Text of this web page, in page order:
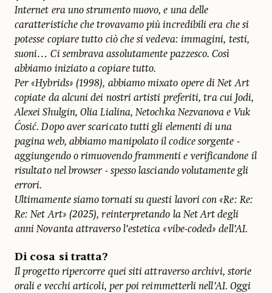
Internet era uno strumento nuovo, e una delle
caratteristiche che trovavamo più incredibili era che si
potesse copiare tutto ciò che si vedeva: immagini, testi,
suoni… Ci sembrava assolutamente pazzesco. Così
abbiamo iniziato a copiare tutto.
Per «Hybrids» (1998), abbiamo mixato opere di Net Art
copiate da alcuni dei nostri artisti preferiti, tra cui Jodi,
Alexei Shulgin, Olia Lialina, Netochka Nezvanova e Vuk
Ćosić. Dopo aver scaricato tutti gli elementi di una
pagina web, abbiamo manipolato il codice sorgente -
aggiungendo o rimuovendo frammenti e verificandone il
risultato nel browser - spesso lasciando volutamente gli
errori.
Ultimamente siamo tornati su questi lavori con «Re: Re:
Re: Net Art» (2025), reinterpretando la Net Art degli
anni Novanta attraverso l’estetica «vibe-coded» dell’AI.
Di cosa si tratta?
Il progetto ripercorre quei siti attraverso archivi, storie
orali e vecchi articoli, per poi reimmetterli nell’AI. Oggi